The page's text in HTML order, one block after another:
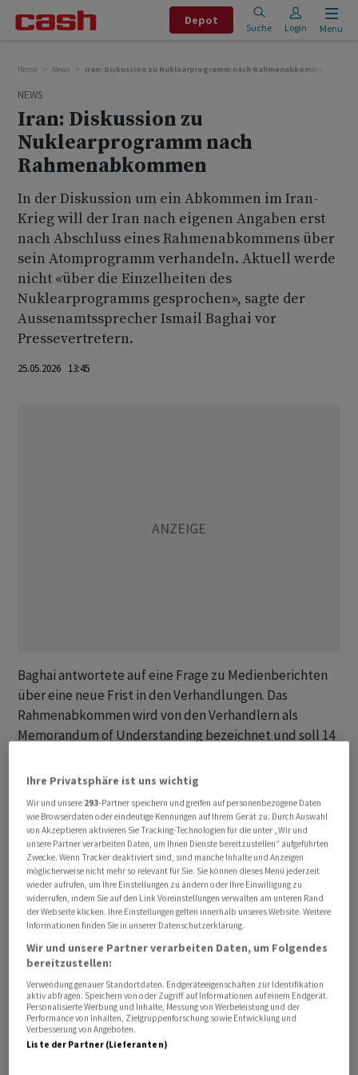
Depot
Suche Login Menu
Home News Iran: Diskussion zu Nuklearprogramm nach Rahmenabkommen
NEWS
Iran: Diskussion zu
Nuklearprogramm nach
Rahmenabkommen
In der Diskussion um ein Abkommen im Iran-
Krieg will der Iran nach eigenen Angaben erst
nach Abschluss eines Rahmenabkommens über
sein Atomprogramm verhandeln. Aktuell werde
nicht «über die Einzelheiten des
Nuklearprogramms gesprochen», sagte der
Aussenamtssprecher Ismail Baghai vor
Pressevertretern.
25.05.2026 13:45
Baghai antwortete auf eine Frage zu Medienberichten
über eine neue Frist in den Verhandlungen. Das
Rahmenabkommen wird von den Verhandlern als
Memorandum of Understanding bezeichnet und soll 14
die Beendigung des Krieges, und sollte diese
Vereinbarung zustande kommen, werden innerhalb
eines Zeitraums von 60 Tagen auch Gespräche über
Themen im Zusammenhang mit dem Nuklearprogramm
geführt werden», sagte Baghai.
Die Position unterscheidet sich kaum von früheren
Verhandlungspositionen Irans. So hatte Teheran
und die US-Seeblockade für Schiffe, die iranische
Häfen anlaufen oder verlassen, aufgehoben werden
müsse. Erst dann könne über das Atomprogramm
verhandelt werden.
Ihre Privatsphäre ist uns wichtig
Wir und unsere 293-Partner speichern und greifen auf personenbezogene Daten
wie Browserdaten oder eindeutige Kennungen auf Ihrem Gerät zu. Durch Auswahl
von Akzeptieren aktivieren Sie Tracking-Technologien für die unter „Wir und
unsere Partner verarbeiten Daten, um Ihnen Dienste bereitzustellen“ aufgeführten
Zwecke. Wenn Tracker deaktiviert sind, sind manche Inhalte und Anzeigen
möglicherweise nicht mehr so relevant für Sie. Sie können dieses Menü jederzeit
wieder aufrufen, um Ihre Einstellungen zu ändern oder Ihre Einwilligung zu
widerrufen, indem Sie auf den Link Voreinstellungen verwalten am unteren Rand
der Webseite klicken. Ihre Einstellungen gelten innerhalb unseres Website. Weitere
Informationen finden Sie in unserer Datenschutzerklärung.
Wir und unsere Partner verarbeiten Daten, um Folgendes
bereitzustellen:
Verwendung genauer Standortdaten. Endgeräteeigenschaften zur Identifikation
aktiv abfragen. Speichern von oder Zugriff auf Informationen auf einem Endgerät.
Personalisierte Werbung und Inhalte, Messung von Werbeleistung und der
Performance von Inhalten, Zielgruppenforschung sowie Entwicklung und
Verbesserung von Angeboten.
Liste der Partner (Lieferanten)